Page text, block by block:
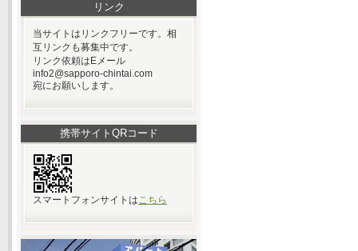
リンク
当サイトはリンクフリーです。相
互リンクも募集中です。
リンク依頼はEメール
info2@sapporo-chintai.com
宛にお願いします。
携帯サイトQRコード
スマートフォンサイトはこちら